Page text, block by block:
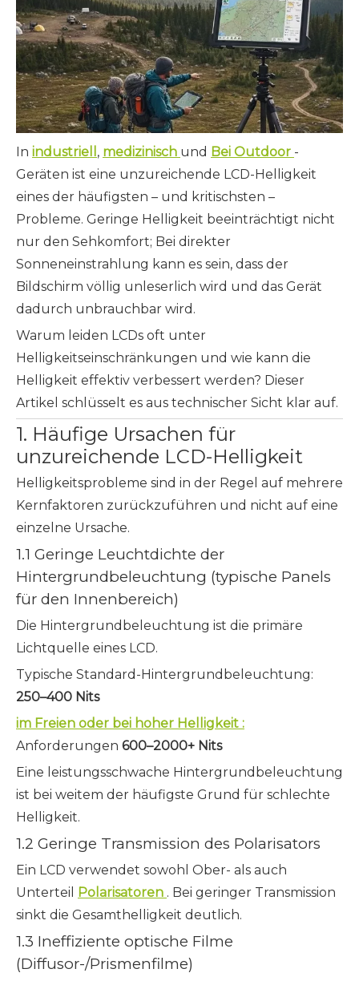
In industriell , medizinisch und Bei Outdoor -
Geräten ist eine unzureichende LCD-Helligkeit
eines der häufigsten – und kritischsten –
Probleme. Geringe Helligkeit beeinträchtigt nicht
nur den Sehkomfort; Bei direkter
Sonneneinstrahlung kann es sein, dass der
Bildschirm völlig unleserlich wird und das Gerät
dadurch unbrauchbar wird.
Warum leiden LCDs oft unter
Helligkeitseinschränkungen und wie kann die
Helligkeit effektiv verbessert werden? Dieser
Artikel schlüsselt es aus technischer Sicht klar auf.
1. Häufige Ursachen für
unzureichende LCD-Helligkeit
Helligkeitsprobleme sind in der Regel auf mehrere
Kernfaktoren zurückzuführen und nicht auf eine
einzelne Ursache.
1.1 Geringe Leuchtdichte der
Hintergrundbeleuchtung (typische Panels
für den Innenbereich)
Die Hintergrundbeleuchtung ist die primäre
Lichtquelle eines LCD.
Typische Standard-Hintergrundbeleuchtung:
250–400 Nits
im Freien oder bei hoher Helligkeit :
Anforderungen 600–2000+ Nits
Eine leistungsschwache Hintergrundbeleuchtung
ist bei weitem der häufigste Grund für schlechte
Helligkeit.
1.2 Geringe Transmission des Polarisators
Ein LCD verwendet sowohl Ober- als auch
Unterteil
Polarisatoren . Bei geringer Transmission
sinkt die Gesamthelligkeit deutlich.
1.3 Ineffiziente optische Filme
(Diffusor-/Prismenfilme)